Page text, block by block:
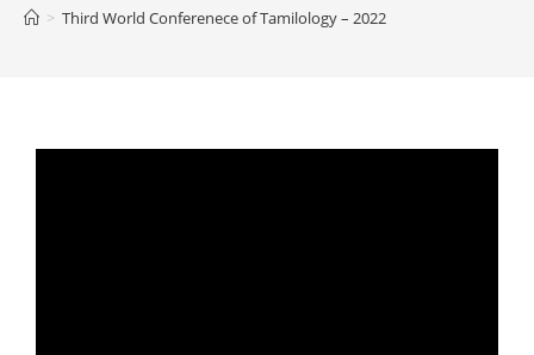
> Third World Conferenece of Tamilology – 2022